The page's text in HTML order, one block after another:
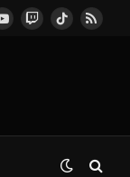
YouTube
TwitchTikTok
RSS